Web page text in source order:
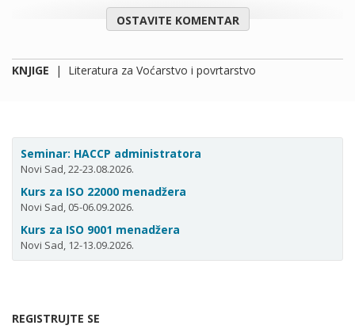
OSTAVITE KOMENTAR
KNJIGE | Literatura za Voćarstvo i povrtarstvo
Seminar: HACCP administratora
Novi Sad, 22-23.08.2026.
Kurs za ISO 22000 menadžera
Novi Sad, 05-06.09.2026.
Kurs za ISO 9001 menadžera
Novi Sad, 12-13.09.2026.
REGISTRUJTE SE